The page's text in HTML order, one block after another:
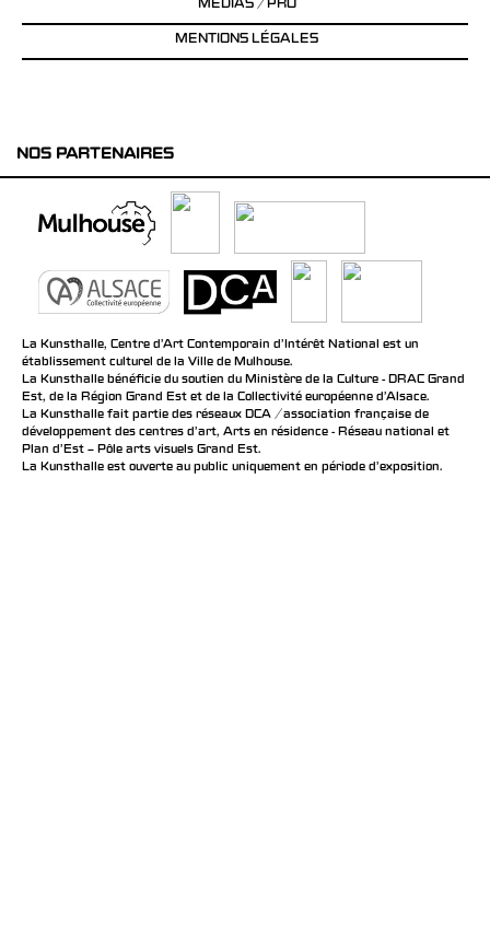
MÉDIAS / PRO
MENTIONS LÉGALES
NOS PARTENAIRES
La Kunsthalle, Centre d’Art Contemporain d’Intérêt National est un
établissement culturel de la Ville de Mulhouse.
La Kunsthalle bénéficie du soutien du Ministère de la Culture - DRAC Grand
Est, de la Région Grand Est et de la Collectivité européenne d’Alsace.
La Kunsthalle fait partie des réseaux DCA / association française de
développement des centres d'art, Arts en résidence - Réseau national et
Plan d’Est – Pôle arts visuels Grand Est.
La Kunsthalle est ouverte au public uniquement en période d'exposition.